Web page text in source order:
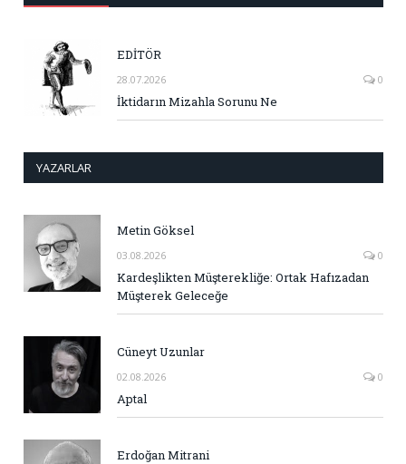
EDİTÖR
28.07.2026 0
İktidarın Mizahla Sorunu Ne
YAZARLAR
Metin Göksel
03.08.2026 0
Kardeşlikten Müşterekliğe: Ortak Hafızadan
Müşterek Geleceğe
Cüneyt Uzunlar
02.08.2026 0
Aptal
Erdoğan Mitrani